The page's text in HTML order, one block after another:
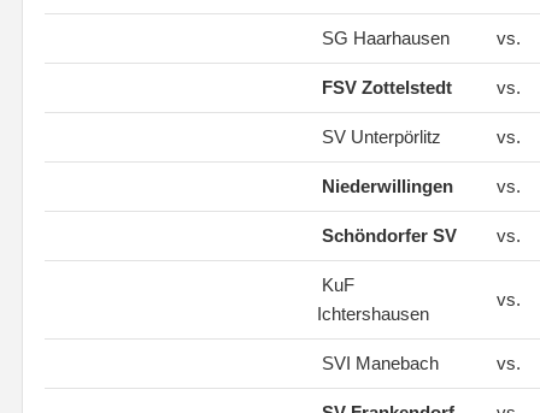
SG Haarhausen vs.
FSV Zottelstedt vs.
SV Unterpörlitz vs.
Niederwillingen vs.
Schöndorfer SV vs.
KuF
Ichtershausen
vs.
SVI Manebach vs.